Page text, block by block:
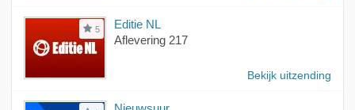
5
Editie NL
Aflevering 217
Bekijk uitzending